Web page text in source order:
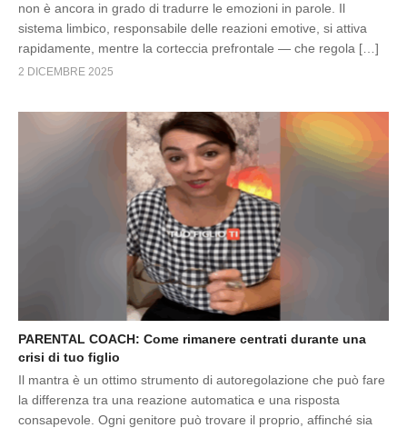
non è ancora in grado di tradurre le emozioni in parole. Il
sistema limbico, responsabile delle reazioni emotive, si attiva
rapidamente, mentre la corteccia prefrontale — che regola […]
2 DICEMBRE 2025
PARENTAL COACH: Come rimanere centrati durante una
crisi di tuo figlio
Il mantra è un ottimo strumento di autoregolazione che può fare
la differenza tra una reazione automatica e una risposta
consapevole. Ogni genitore può trovare il proprio, affinché sia